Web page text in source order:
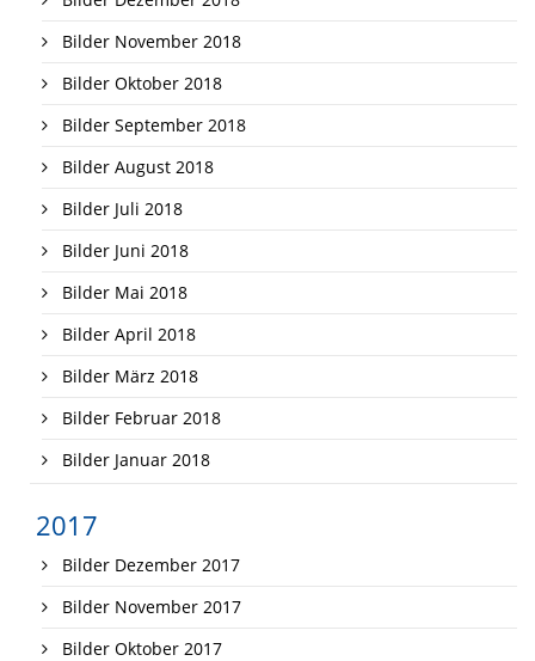
Bilder November 2018
Bilder Oktober 2018
Bilder September 2018
Bilder August 2018
Bilder Juli 2018
Bilder Juni 2018
Bilder Mai 2018
Bilder April 2018
Bilder März 2018
Bilder Februar 2018
Bilder Januar 2018
2017
Bilder Dezember 2017
Bilder November 2017
Bilder Oktober 2017